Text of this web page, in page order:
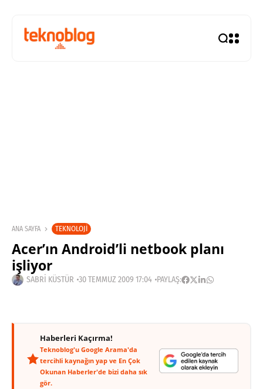
ANA SAYFA TEKNOLOJI
Acer’ın Android’li netbook planı
işliyor
SABRI KÜSTÜR 30 TEMMUZ 2009 17:04 PAYLAŞ:
Haberleri Kaçırma!
Teknoblog'u Google Arama'da
tercihli kaynağın yap ve En Çok
Okunan Haberler'de bizi daha sık
gör.